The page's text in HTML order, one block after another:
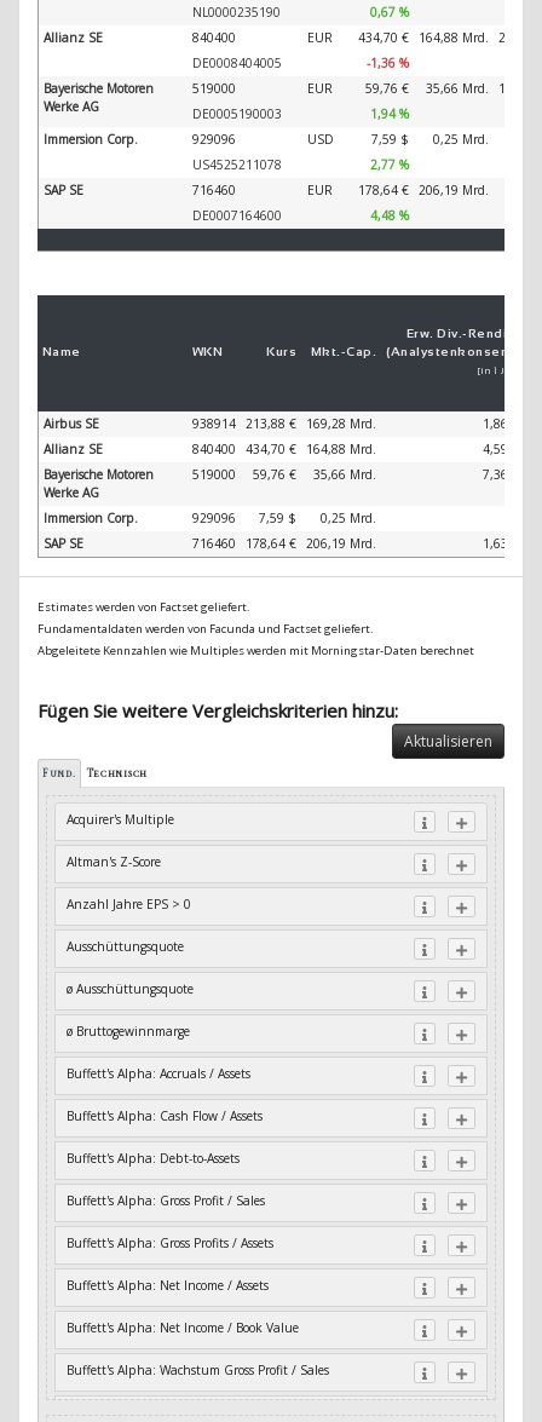
NL0000235190
0,67 %
Allianz SE
840400 EUR 434,70 € 164,88 Mrd.
DE0008404005
-1,36 %
Bayerische Motoren
Werke AG
519000 EUR 59,76 € 35,66 Mrd.
DE0005190003
1,94 %
Immersion Corp.
929096 USD 7,59 $
0,25 Mrd.
US4525211078
2,77 %
SAP SE
716460 EUR 178,64 € 206,19 Mrd.
DE0007164600
4,48 %
Name WKN Kurs Mkt.-Cap.
Erw. Div.- Ren­di­te
(Analystenkonsens)
[in 1 Jahr]
Airbus SE 938914 213,88 € 169,28 Mrd.
1,86 %
Allianz SE
840400 434,70 € 164,88 Mrd.
4,59 %
Bayerische Motoren
Werke AG
519000 59,76 € 35,66 Mrd. 7,36 %
Immersion Corp. 929096 7,59 $ 0,25 Mrd.
SAP SE
716460 178,64 € 206,19 Mrd. 1,63 %
Estimates werden von Factset geliefert.
Fundamentaldaten werden von Facunda und Factset geliefert.
Abgeleitete Kennzahlen wie Multiples werden mit Morningstar-Daten berechnet
Fügen Sie weitere Vergleichskriterien hinzu:
Aktualisieren
Fund. Technisch
Acquirer's Multiple
Altman's Z-Score
Anzahl Jahre EPS > 0
Ausschüttungsquote
ø Ausschüttungsquote
ø Bruttogewinnmarge
Buffett's Alpha: Accruals / Assets
Buffett's Alpha: Cash Flow / Assets
Buffett's Alpha: Debt-to-Assets
Buffett's Alpha: Gross Profit / Sales
Buffett's Alpha: Gross Profits / Assets
Buffett's Alpha: Net Income / Assets
Buffett's Alpha: Net Income / Book Value
Buffett's Alpha: Wachstum Gross Profit / Sales
Buffett's Alpha: Wachstum Residual Cash Flow / Assets